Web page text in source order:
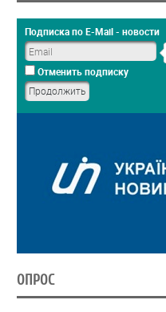
Подписка по E-Mail - новости
Отменить подписку
ОПРОС